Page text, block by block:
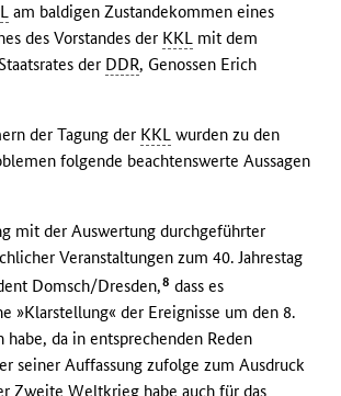
am baldigen Zustandekommen eines
des Vorstandes der KKL mit dem
der DDR, Genossen Erich
der Tagung der KKL wurden zu den
folgende beachtenswerte Aussagen
mit der Auswertung durchgeführter
Veranstaltungen zum 40. Jahrestag
Domsch/Dresden,8 dass es
»Klarstellung« der Ereignisse um den 8.
habe, da in entsprechenden Reden
seiner Auffassung zufolge zum Ausdruck
Zweite Weltkrieg habe auch für das